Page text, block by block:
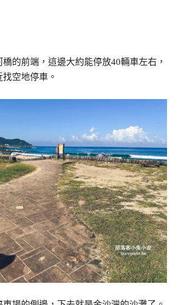
的前端，這邊大約能停放40輛車左右，
空地停車。